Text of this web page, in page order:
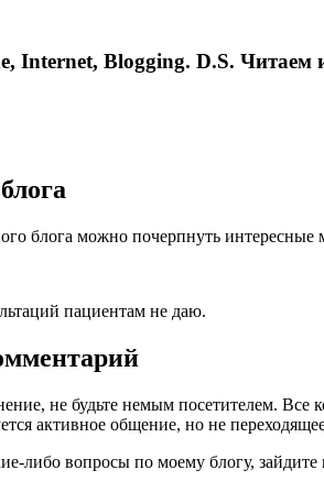
Internet, Blogging. D.S. Читаем
блога можно почерпнуть
пациентам не даю.
не будьте немым посетителем.
активное общение, но не
либо вопросы по моему блогу,